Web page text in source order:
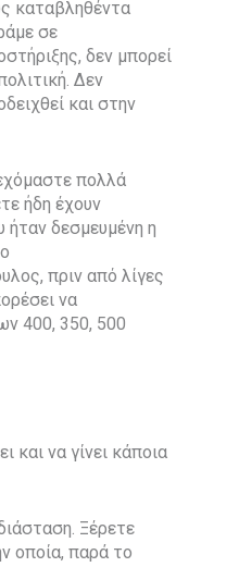
καταβληθέντα
σε
δεν μπορεί
Δεν
και στην
πολλά
ήδη έχουν
ήταν δεσμευμένη η
πριν από λίγες
να
400, 350, 500
και να γίνει κάποια
Ξέρετε
οποία, παρά το